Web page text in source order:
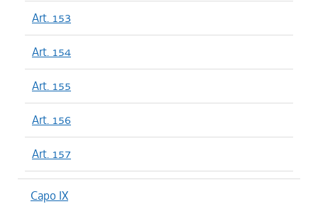
Art. 153
Art. 154
Art. 155
Art. 156
Art. 157
Capo IX